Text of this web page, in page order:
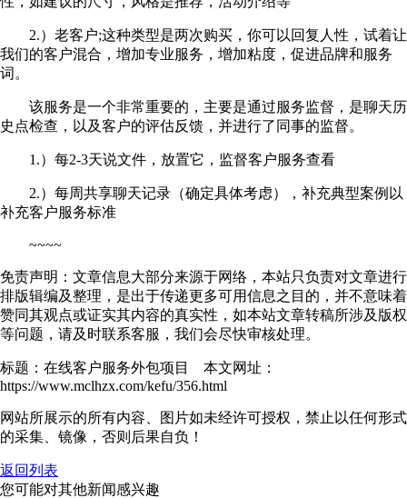
2.）老客户;这种类型是两次购买，你可以回复人性，试着让
我们的客户混合，增加专业服务，增加粘度，促进品牌和服务
词。
该服务是一个非常重要的，主要是通过服务监督，是聊天历
史点检查，以及客户的评估反馈，并进行了同事的监督。
1.）每2-3天说文件，放置它，监督客户服务查看
2.）每周共享聊天记录（确定具体考虑），补充典型案例以
补充客户服务标准
~~~~
免责声明：文章信息大部分来源于网络，本站只负责对文章进行
排版辑编及整理，是出于传递更多可用信息之目的，并不意味着
赞同其观点或证实其内容的真实性，如本站文章转稿所涉及版权
等问题，请及时联系客服，我们会尽快审核处理。
标题：在线客户服务外包项目 本文网址：
https://www.mclhzx.com/kefu/356.html
网站所展示的所有内容、图片如未经许可授权，禁止以任何形式
的采集、镜像，否则后果自负！
返回列表
您可能对其他新闻感兴趣